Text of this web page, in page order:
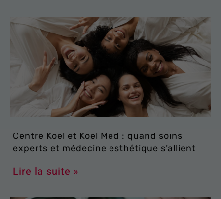
Centre Koel et Koel Med : quand soins
experts et médecine esthétique s’allient
Lire la suite »